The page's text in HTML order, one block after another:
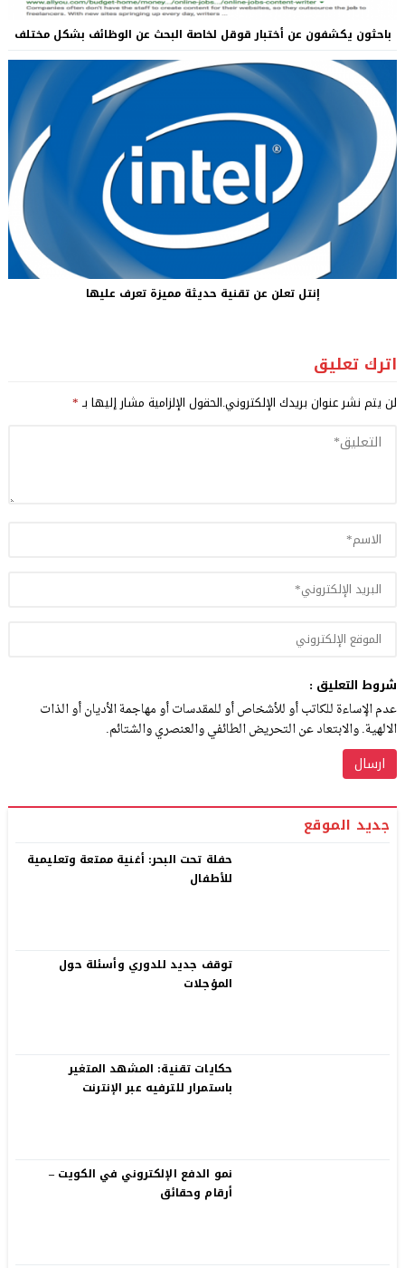
باحثون يكشفون عن أختبار قوقل لخاصة البحث عن الوظائف بشكل مختلف
إنتل تعلن عن تقنية حديثة مميزة تعرف عليها
اترك تعليق
لن يتم نشر عنوان بريدك الإلكتروني.الحقول الإلزامية مشار إليها بـ*
شروط التعليق :
عدم الإساءة للكاتب أو للأشخاص أو للمقدسات أو مهاجمة الأديان أو الذات
الالهية. والابتعاد عن التحريض الطائفي والعنصري والشتائم.
جديد الموقع
حفلة تحت البحر: أغنية ممتعة وتعليمية
للأطفال
توقف جديد للدوري وأسئلة حول
المؤجلات
حكايات تقنية: المشهد المتغير
باستمرار للترفيه عبر الإنترنت
نمو الدفع الإلكتروني في الكويت –
أرقام وحقائق